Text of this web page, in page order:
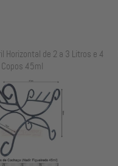
Horizontal de 2 a 3 Litros e 4
Copos 45ml